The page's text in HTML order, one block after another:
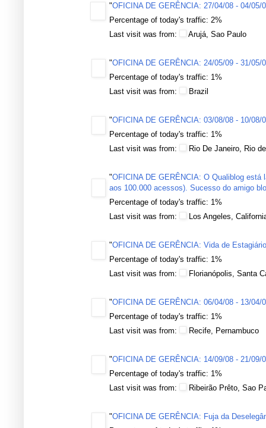
"OFICINA DE GERÊNCIA: 27/04/08 - 04/05/
Percentage of today's traffic: 2%
Last visit was from:
Arujá, Sao Paulo
"OFICINA DE GERÊNCIA: 24/05/09 - 31/05/
Percentage of today's traffic: 1%
Last visit was from:
Brazil
"OFICINA DE GERÊNCIA: 03/08/08 - 10/08/
Percentage of today's traffic: 1%
Last visit was from:
Rio De Janeiro, Rio
"OFICINA DE GERÊNCIA: O Qualiblog está
aos 100.000 acessos). Sucesso do amigo
Percentage of today's traffic: 1%
Last visit was from:
Los Angeles,
"OFICINA DE GERÊNCIA: Vida de
Percentage of today's traffic: 1%
Last visit was from:
Florianópolis, Santa
"OFICINA DE GERÊNCIA: 06/04/08 - 13/04/
Percentage of today's traffic: 1%
Last visit was from:
Recife, Pernambuco
"OFICINA DE GERÊNCIA: 14/09/08 - 21/09/
Percentage of today's traffic: 1%
Last visit was from:
Ribeirão Prêto, Sao
"OFICINA DE GERÊNCIA: Fuja da